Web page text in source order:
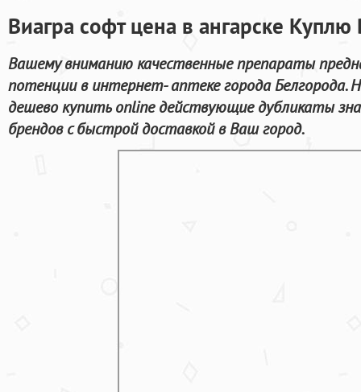
Виагра софт цена в ангарске
Вашему вниманию качественные препараты
потенции в интернет- аптеке города
дешево купить online действующие дубликаты
брендов с быстрой доставкой в Ваш город.